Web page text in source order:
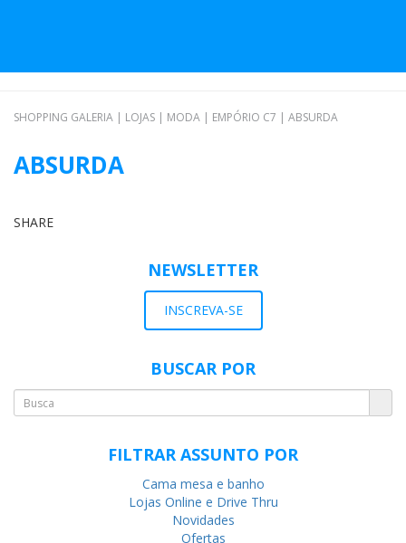
SHOPPING GALERIA | LOJAS | MODA | EMPÓRIO C7 | ABSURDA
ABSURDA
SHARE
NEWSLETTER
INSCREVA-SE
BUSCAR POR
FILTRAR ASSUNTO POR
Cama mesa e banho
Lojas Online e Drive Thru
Novidades
Ofertas